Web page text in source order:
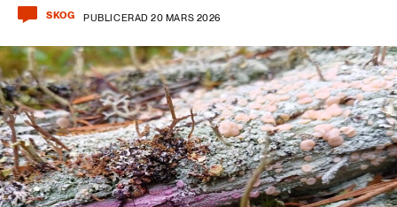
SKOG PUBLICERAD 20 MARS 2026